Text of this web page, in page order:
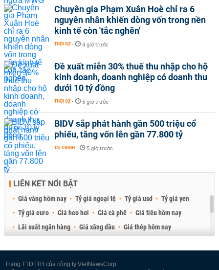
Chuyên gia Phạm Xuân Hoè chỉ ra 6
nguyên nhân khiến dòng vốn trong nền
kinh tế còn 'tắc nghẽn'
THỜI SỰ - 4 giờ trước
Đề xuất miễn 30% thuế thu nhập cho hộ
kinh doanh, doanh nghiệp có doanh thu
dưới 10 tỷ đồng
THỜI SỰ - 5 giờ trước
BIDV sắp phát hành gần 500 triệu cổ
phiếu, tăng vốn lên gần 77.800 tỷ
TÀI CHÍNH - 5 giờ trước
LIÊN KẾT NỔI BẬT
Giá vàng hôm nay Tỷ giá ngoại tệ Tỷ giá usd
Tỷ giá yen
Tỷ giá euro
Giá heo hơi Giá cà phê
Giá tiêu hôm nay
Lãi suất ngân hàng
Giá xăng dầu
Giá thép hôm nay
Trang TTĐTTH của công ty VietNewsCorp